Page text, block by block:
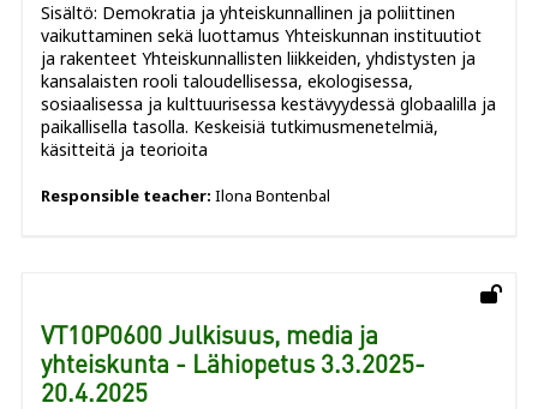
Sisältö: Demokratia ja yhteiskunnallinen ja poliittinen
vaikuttaminen sekä luottamus Yhteiskunnan instituutiot
ja rakenteet Yhteiskunnallisten liikkeiden, yhdistysten ja
kansalaisten rooli taloudellisessa, ekologisessa,
sosiaalisessa ja kulttuurisessa kestävyydessä globaalilla ja
paikallisella tasolla. Keskeisiä tutkimusmenetelmiä,
käsitteitä ja teorioita
Responsible teacher: Ilona Bontenbal
VT10P0600 Julkisuus, media ja
yhteiskunta - Lähiopetus 3.3.2025-
20.4.2025